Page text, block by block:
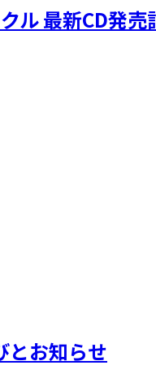
最新CD発売
とお知らせ